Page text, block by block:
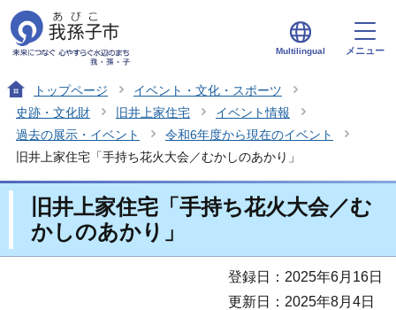
Multilingual メニュー
トップページ
イベント・文化・スポーツ
史跡・文化財
旧井上家住宅
イベント情報
過去の展示・イベント
令和6年度から現在のイベント
旧井上家住宅「手持ち花火大会／むかしのあかり」
旧井上家住宅「手持ち花火大会／む
かしのあかり」
登録日：2025年6月16日
更新日：2025年8月4日